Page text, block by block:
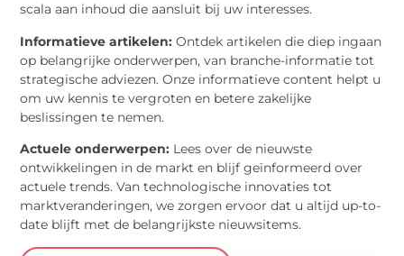
scala aan inhoud die aansluit bij uw interesses.
Informatieve artikelen: Ontdek artikelen die diep ingaan
op belangrijke onderwerpen, van branche-informatie tot
strategische adviezen. Onze informatieve content helpt u
om uw kennis te vergroten en betere zakelijke
beslissingen te nemen.
Actuele onderwerpen: Lees over de nieuwste
ontwikkelingen in de markt en blijf geïnformeerd over
actuele trends. Van technologische innovaties tot
marktveranderingen, we zorgen ervoor dat u altijd up-to-
date blijft met de belangrijkste nieuwsitems.